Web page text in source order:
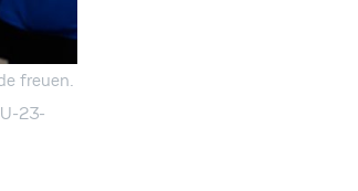
freuen.
23-